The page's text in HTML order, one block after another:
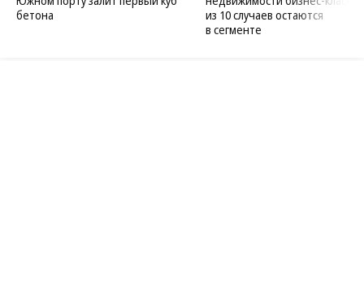
В бизнес-центре «Адмирал» в
Южном порту залит первый куб
Тренд на лояльность:
недвижимости бизнес-класса
из 10 случаев остаются